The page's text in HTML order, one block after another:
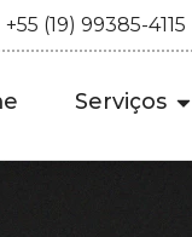
+55 (19) 99385-4115
Serviços